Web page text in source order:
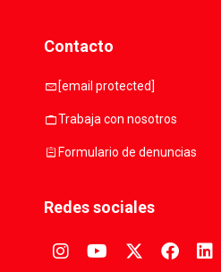
Contacto
mail [email protected]
workTrabaja con nosotros
assignmentFormulario de denuncias
Redes sociales